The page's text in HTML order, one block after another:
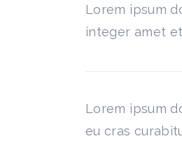
Lorem ipsum
integer amet
Lorem ipsum
eu cras